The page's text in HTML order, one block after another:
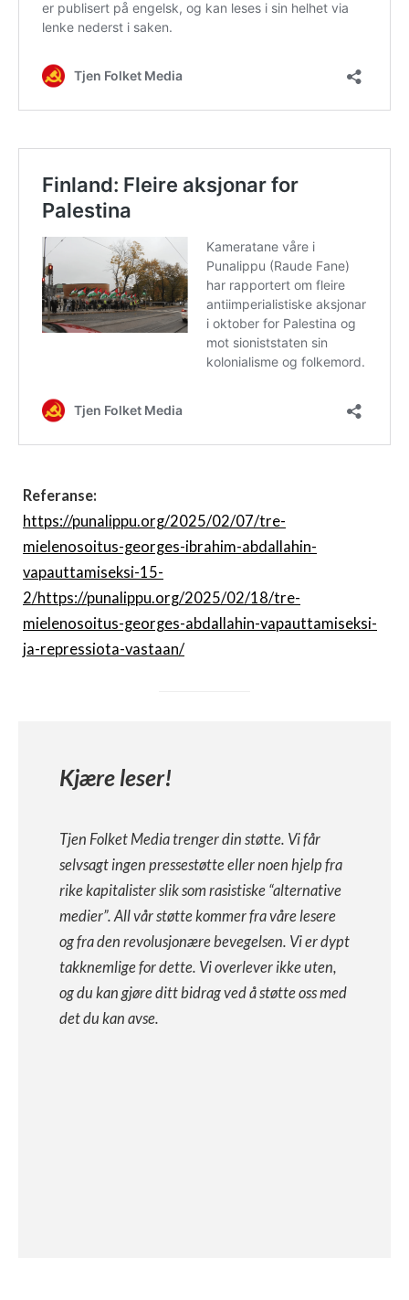
Referanse:
https://punalippu.org/2025/02/07/tre-
mielenosoitus-georges-ibrahim-abdallahin-
vapauttamiseksi-15-
2/https://punalippu.org/2025/02/18/tre-
mielenosoitus-georges-abdallahin-vapauttamiseksi-
ja-repressiota-vastaan/
Kjære leser!
Tjen Folket Media trenger din støtte. Vi får
selvsagt ingen pressestøtte eller noen hjelp fra
rike kapitalister slik som rasistiske “alternative
medier”. All vår støtte kommer fra våre lesere
og fra den revolusjonære bevegelsen. Vi er dypt
takknemlige for dette. Vi overlever ikke uten,
og du kan gjøre ditt bidrag ved å støtte oss med
det du kan avse.